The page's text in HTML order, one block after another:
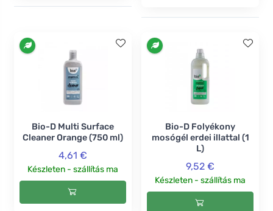
Bio-D Multi Surface
Cleaner Orange (750 ml)
4,61 €
Készleten - szállítás ma
Bio-D Folyékony
mosógél erdei illattal (1
L)
9,52 €
Készleten - szállítás ma